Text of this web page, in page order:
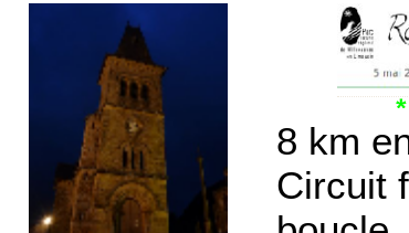
8 km
Circuit